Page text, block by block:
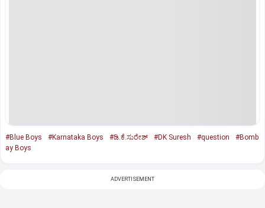
#Blue Boys #Karnataka Boys #ಡಿ.ಕೆ.ಸುರೇಶ್‌ #DK Suresh #question
#Bomb
ay Boys
ADVERTISEMENT